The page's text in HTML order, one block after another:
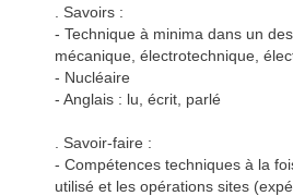
. Savoirs :
- Technique à minima dans un
mécanique, électrotechnique,
- Nucléaire
- Anglais : lu, écrit, parlé
. Savoir-faire :
- Compétences techniques à la
utilisé et les opérations sites